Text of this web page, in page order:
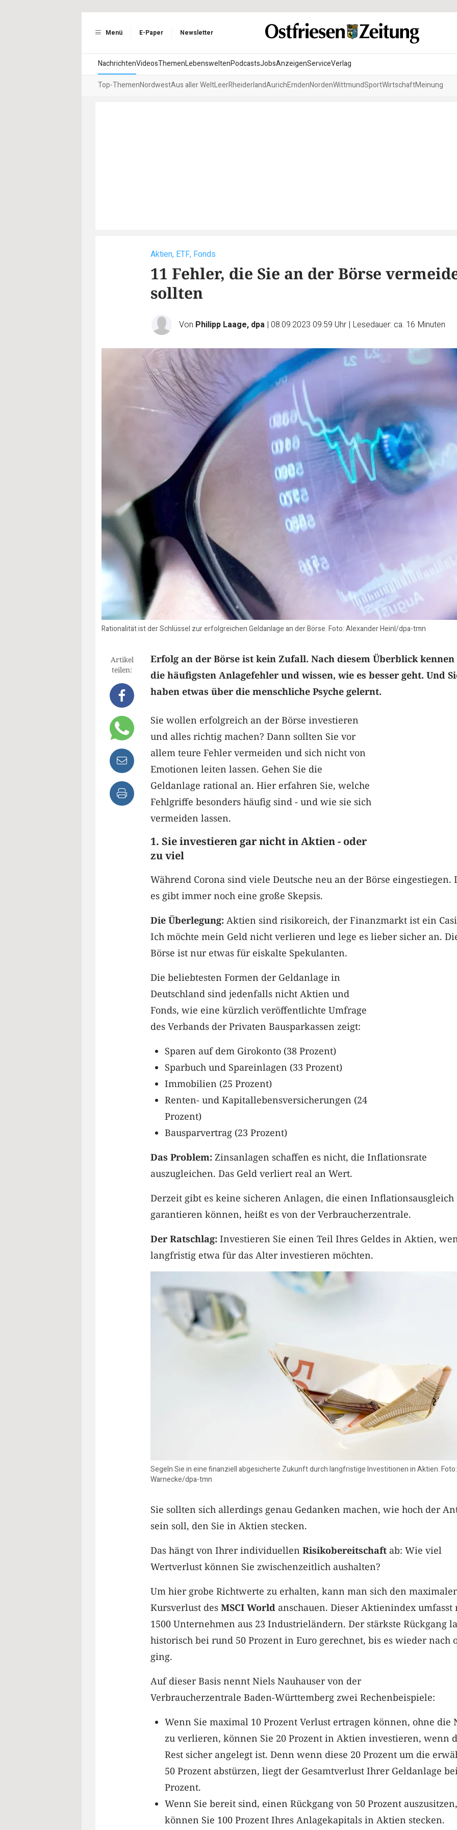
Menü E-Paper Newsletter
NachrichtenVideosThemenLebensweltenPodcastsJobsAnzeigenServiceVerlag
Top-ThemenNordwestAus aller WeltLeerRheiderlandAurichEmdenNordenWittmundSportWirtschaftMeinung
Aktien, ETF, Fonds
11 Fehler, die Sie an der Börse
sollten
Von Philipp Laage, dpa | 08.09.2023 09:59 Uhr | Lesedauer: ca. 16 Minuten
Rationalität ist der Schlüssel zur erfolgreichen Geldanlage an der Börse. Foto: Alexander Heinl/dpa-tmn
Artikel
teilen:
Erfolg an der Börse ist kein Zufall. Nach diesem Überblick kennen
die häufigsten Anlagefehler und wissen, wie es besser geht. Und
haben etwas über die menschliche Psyche gelernt.
Sie wollen erfolgreich an der Börse investieren
und alles richtig machen? Dann sollten Sie vor
allem teure Fehler vermeiden und sich nicht von
Emotionen leiten lassen. Gehen Sie die
Geldanlage rational an. Hier erfahren Sie, welche
Fehlgriffe besonders häufig sind - und wie sie sich
vermeiden lassen.
1. Sie investieren gar nicht in Aktien - oder
zu viel
Während Corona sind viele Deutsche neu an der Börse eingestiegen.
es gibt immer noch eine große Skepsis.
Die Überlegung: Aktien sind risikoreich, der Finanzmarkt ist ein
Ich möchte mein Geld nicht verlieren und lege es lieber sicher an.
Börse ist nur etwas für eiskalte Spekulanten.
Die beliebtesten Formen der Geldanlage in
Deutschland sind jedenfalls nicht Aktien und
Fonds, wie eine kürzlich veröffentlichte Umfrage
des Verbands der Privaten Bausparkassen zeigt:
Sparen auf dem Girokonto (38 Prozent)
Sparbuch und Spareinlagen (33 Prozent)
Immobilien (25 Prozent)
Renten- und Kapitallebensversicherungen (24
Prozent)
Bausparvertrag (23 Prozent)
Das Problem: Zinsanlagen schaffen es nicht, die Inflationsrate
auszugleichen. Das Geld verliert real an Wert.
Derzeit gibt es keine sicheren Anlagen, die einen Inflationsausgleich
garantieren können, heißt es von der Verbraucherzentrale.
Der Ratschlag: Investieren Sie einen Teil Ihres Geldes in Aktien,
langfristig etwa für das Alter investieren möchten.
Segeln Sie in eine finanziell abgesicherte Zukunft durch langfristige Investitionen in Aktien.
Warnecke/dpa-tmn
Sie sollten sich allerdings genau Gedanken machen, wie hoch der
sein soll, den Sie in Aktien stecken.
Das hängt von Ihrer individuellen Risikobereitschaft ab: Wie viel
Wertverlust können Sie zwischenzeitlich aushalten?
Um hier grobe Richtwerte zu erhalten, kann man sich den
Kursverlust des MSCI World anschauen. Dieser Aktienindex umfasst
1500 Unternehmen aus 23 Industrieländern. Der stärkste Rückgang
historisch bei rund 50 Prozent in Euro gerechnet, bis es wieder nach
ging.
Auf dieser Basis nennt Niels Nauhauser von der
Verbraucherzentrale Baden-Württemberg zwei Rechenbeispiele:
Wenn Sie maximal 10 Prozent Verlust ertragen können, ohne die
zu verlieren, können Sie 20 Prozent in Aktien investieren, wenn
Rest sicher angelegt ist. Denn wenn diese 20 Prozent um die
50 Prozent abstürzen, liegt der Gesamtverlust Ihrer Geldanlage
Prozent.
Wenn Sie bereit sind, einen Rückgang von 50 Prozent auszusitzen,
können Sie 100 Prozent Ihres Anlagekapitals in Aktien stecken.